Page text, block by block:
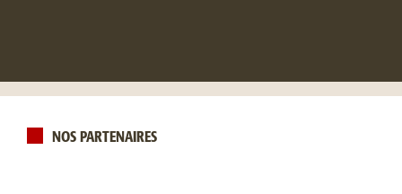
NOS PARTENAIRES